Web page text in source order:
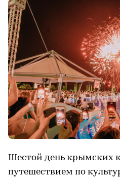
Шестой день крымских
путешествием по